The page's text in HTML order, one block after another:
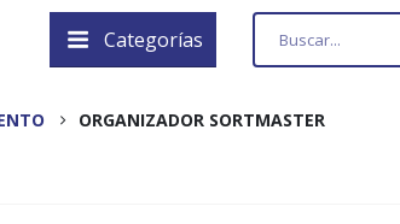
Categorías
ORGANIZADOR SORTMASTER